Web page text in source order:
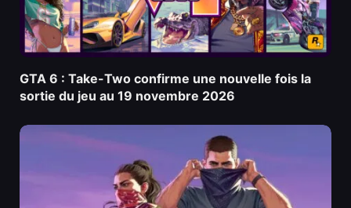
GTA 6 : Take-Two confirme une nouvelle fois la
sortie du jeu au 19 novembre 2026